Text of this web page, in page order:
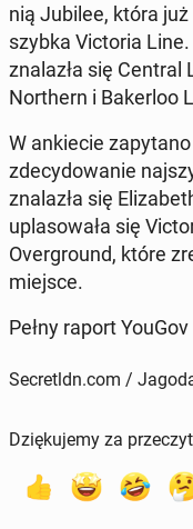
nią Jubilee, która
szybka Vic­to­ria
zna­la­zła się Central
Nor­thern i Ba­ker­loo
W an­kie­cie
zde­cy­do­wa­nie
zna­la­zła się
upla­so­wa­ła się
Over­gro­und, które
miejsce.
Pełny raport
Secretldn.com /
Dziękujemy za